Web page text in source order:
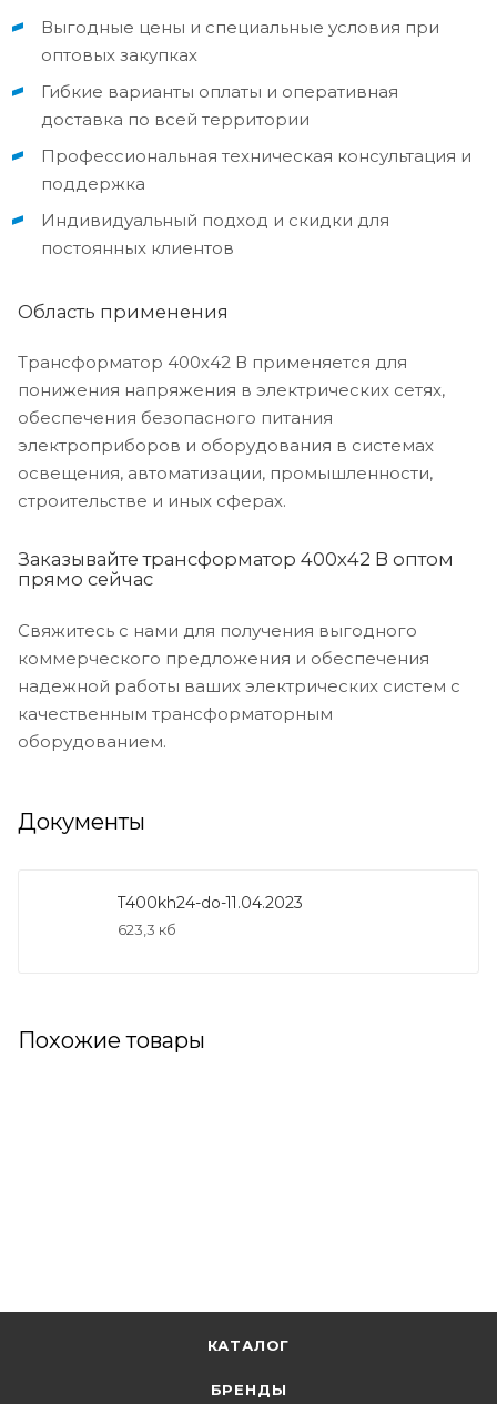
Выгодные цены и специальные условия при
оптовых закупках
Гибкие варианты оплаты и оперативная
доставка по всей территории
Профессиональная техническая консультация и
поддержка
Индивидуальный подход и скидки для
постоянных клиентов
Область применения
Трансформатор 400х42 В применяется для
понижения напряжения в электрических сетях,
обеспечения безопасного питания
электроприборов и оборудования в системах
освещения, автоматизации, промышленности,
строительстве и иных сферах.
Заказывайте трансформатор 400х42 В оптом
прямо сейчас
Свяжитесь с нами для получения выгодного
коммерческого предложения и обеспечения
надежной работы ваших электрических систем с
качественным трансформаторным
оборудованием.
Документы
T400kh24-do-11.04.2023
623,3 кб
Похожие товары
КАТАЛОГ
БРЕНДЫ